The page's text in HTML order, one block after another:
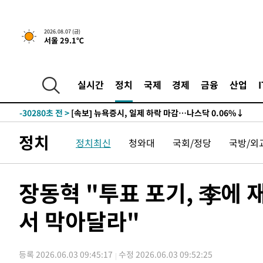
2026.08.07 (금)
서울 29.1℃
실시간 정치 국제 경제 금융 산업
-30280초 전 > [속보] 뉴욕증시, 일제 하락 마감…나스닥 0.06%↓
정치 정치최신 청와대 국회/정당 국방/외
장동혁 "투표 포기, 李에
서 막아달라"
등록 2026.06.03 09:45:17 수정 2026.06.03 09:52:25